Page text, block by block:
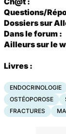
Questions/
Dossiers sur
Dans le forum :
Ailleurs sur le
Livres :
ENDOCRINOLOGIE
OSTÉOPOROSE
FRACTURES